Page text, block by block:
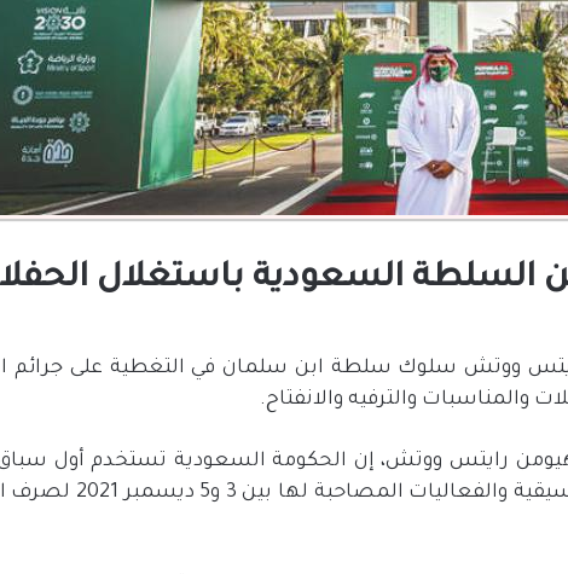
السعودية باستغلال
ووتش سلوك سلطة ابن سلمان في التغطية على جرائم
والمناسبات والترفيه والانفتاح.
المملكة والحفلات